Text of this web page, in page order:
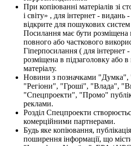
При копіюванні матеріалів зі
і світу» , для інтернет - видань
відкрите для пошукових
Посилання має бути розміщена
повного або часткового
Гіперпосилання ( для інтернет
розміщена в підзаголовку або
матеріалу.
Новини з позначками "Думка",
"Регіони", "Гроші", "Влада",
"Спецпроекти", "Промо"
реклами.
Розділ Спецпроекти
комерційними партнерами.
Будь яке копіювання,
поширення інформації, що